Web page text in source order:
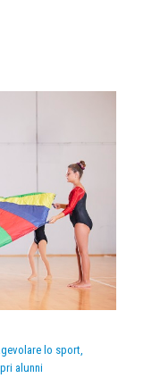
lo sport,
alunni